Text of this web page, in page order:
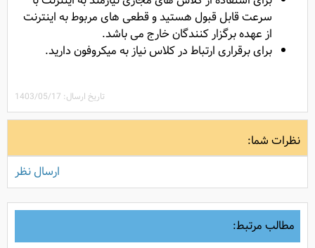
سرعت قابل قبول هستید و قطعی های مربوط به اینترنت
از عهده برگزار کنندگان خارج می باشد.
برای برقراری ارتباط در کلاس نیاز به میکروفون دارید.
تاریخ ارسال: 1403/05/17
نظرات شما:
ارسال نظر
مطالب مرتبط: